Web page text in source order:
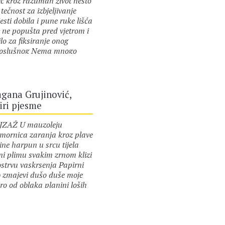
za izbjeljivanje
dobila i pune ruke lišća
ne popušta pred vjetrom i
za fiksiranje onog
Nema mnogo
iscijeli i stani pred
ploču bez suvišnog
nastavljaš dalje
život nalaže da
misliš radiš pričaš
sa malo objašnjenja
su kaiševi na opancima
prije rođenja u
životu trebala bih
nove da budem
donor prljavog veša
Grujinović,
pjesme
U mauzoleju
zaranja kroz plave
harpun u srcu tijela
plimu svakim zrnom klizi
vaskrsenja Papirni
zmajevi dušo duše moje
od oblaka planini loših